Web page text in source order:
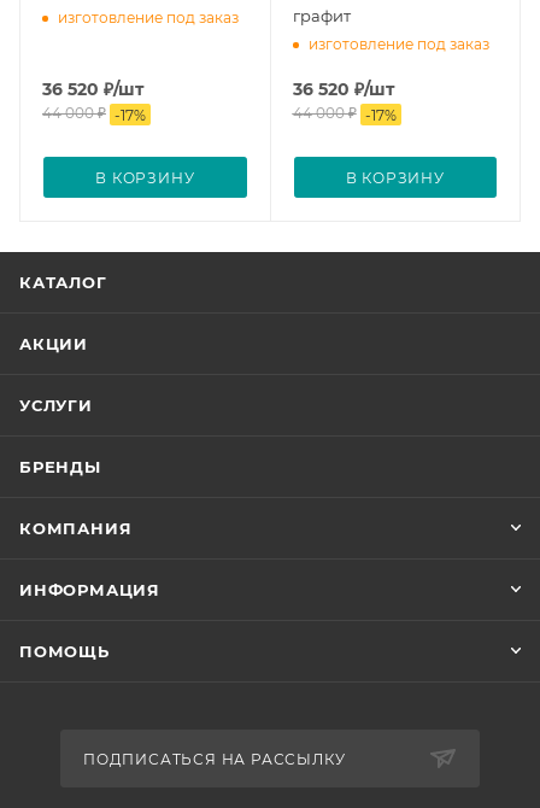
изготовление под заказ
36 520 ₽/шт
44 000₽ -17%
В КОРЗИНУ
графит
изготовление под заказ
36 520 ₽/шт
44 000₽ -17%
В КОРЗИНУ
КАТАЛОГ
АКЦИИ
УСЛУГИ
БРЕНДЫ
КОМПАНИЯ
ИНФОРМАЦИЯ
ПОМОЩЬ
ПОДПИСАТЬСЯ НА РАССЫЛКУ